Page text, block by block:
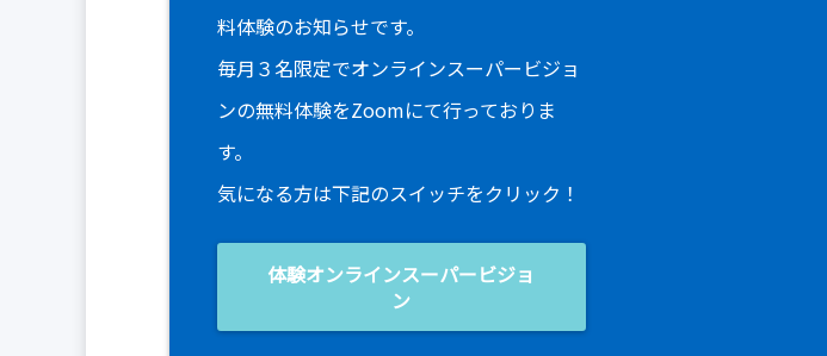
料体験のお知らせです。
毎月３名限定でオンラインスーパービジョ
ンの無料体験をZoomにて行っておりま
す。
気になる方は下記のスイッチをクリック！
体験オンラインスーパービジョ
ン